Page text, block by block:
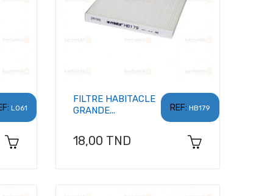
L061 REF: HB179
FILTRE HABITACLE
GRANDE...
Prix
18,00 TND